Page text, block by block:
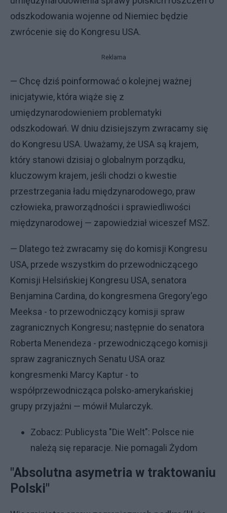
odszkodowania wojenne od Niemiec będzie
zwrócenie się do Kongresu USA.
Reklama
— Chcę dziś poinformować o kolejnej ważnej
inicjatywie, która wiąże się z
umiędzynarodowieniem problematyki
odszkodowań. W dniu dzisiejszym zwracamy się
do Kongresu USA. Uważamy, że USA są krajem,
który stanowi dzisiaj o globalnym porządku,
kluczowym krajem, jeśli chodzi o kwestie
przestrzegania ładu międzynarodowego, praw
człowieka, praworządności i sprawiedliwości
międzynarodowej — zapowiedział wiceszef MSZ.
— Dlatego też zwracamy się do komisji Kongresu
USA, przede wszystkim do przewodniczącego
Komisji Helsińskiej Kongresu USA, senatora
Benjamina Cardina, do kongresmena Gregory'ego
Meeksa - to przewodniczący komisji spraw
zagranicznych Kongresu; następnie do senatora
Roberta Menendeza - przewodniczącego komisji
spraw zagranicznych Senatu USA oraz
kongresmenki Marcy Kaptur - to
współprzewodnicząca polsko-amerykańskiej
grupy przyjaźni — mówił Mularczyk.
Zobacz: Publicysta "Die Welt": Polsce nie
należą się reparacje. Nie pomagali Żydom
"Absolutna asymetria w traktowaniu
Polski"